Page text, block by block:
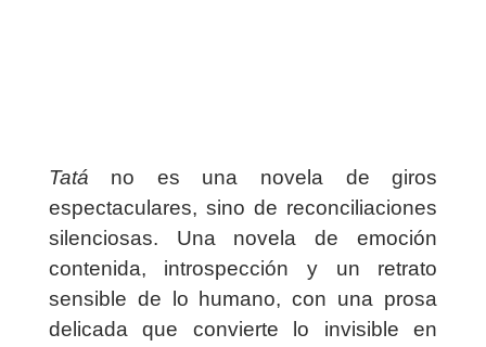
Tatá no es una novela de giros
espectaculares, sino de reconciliaciones
silenciosas. Una novela de emoción
contenida, introspección y un retrato
sensible de lo humano, con una prosa
delicada que convierte lo invisible en